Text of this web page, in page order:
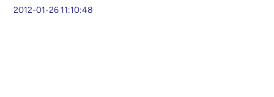
2012-01-26 11:10:48